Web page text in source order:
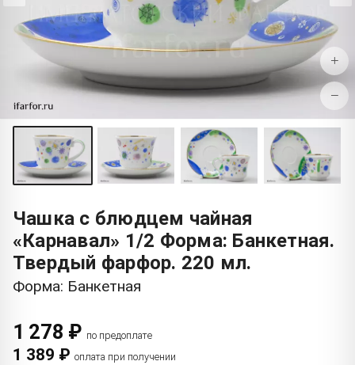
+
−
Чашка с блюдцем чайная
«Карнавал» 1/2 Форма: Банкетная.
Твердый фарфор. 220 мл.
Форма: Банкетная
1 278 ₽ по предоплате
1 389 ₽ оплата при получении